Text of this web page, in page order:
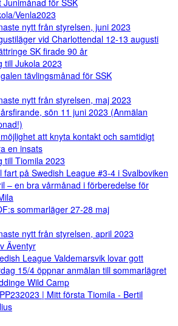
Junimånad för SSK
Venla2023
nytt från styrelsen, juni 2023
vid Charlottendal 12-13 augusti
SK firade 90 år
till Jukola 2023
tävlingsmånad för SSK
nytt från styrelsen, maj 2023
sön 11 juni 2023 (Anmälan
att knyta kontakt och samtidigt
en insats
till Tiomila 2023
fart på Swedish League #3-4 i Svalboviken
– en bra vårmånad i förberedelse för
sommarläger 27-28 maj
nytt från styrelsen, april 2023
Äventyr
League Valdemarsvik lovar gott
15/4 öppnar anmälan till sommarlägret
Wild Camp
| Mitt första Tiomila - Bertil